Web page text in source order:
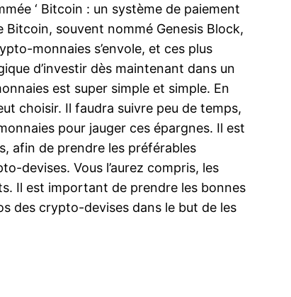
‘ Bitcoin : un système de paiement
souvent nommé Genesis Block,
monnaies s’envole, et ces plus
d’investir dès maintenant dans un
est super simple et simple. En
choisir. Il faudra suivre peu de temps,
pour jauger ces épargnes. Il est
afin de prendre les préférables
devises. Vous l’aurez compris, les
Il est important de prendre les bonnes
des crypto-devises dans le but de les